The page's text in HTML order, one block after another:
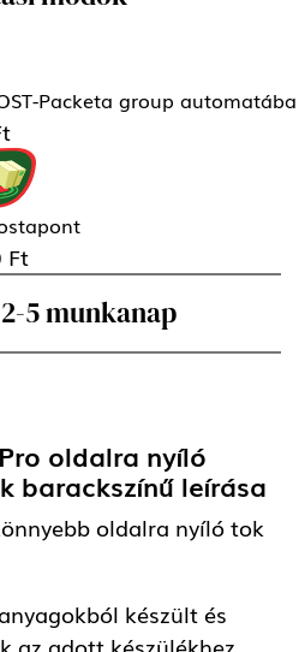
Packeta group automatába
Ft
5 munkanap
oldalra nyíló
barackszínű leírása
oldalra nyíló tok
készült és